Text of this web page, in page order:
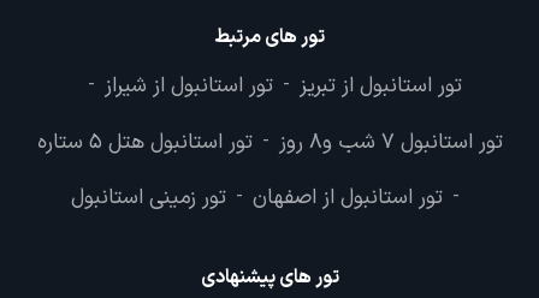
تور های مرتبط
تور استانبول از تبریز - تور استانبول از شیراز -
تور استانبول 7 شب و8 روز - تور استانبول هتل 5 ستاره
- تور استانبول از اصفهان - تور زمینی استانبول
تور های پیشنهادی